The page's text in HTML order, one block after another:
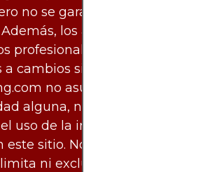
no se garantiza su exactitud
los análisis pueden
profesionales calificados y
cambios sin previo aviso.
no asume
alguna, ni deber de
uso de la información
sitio. No obstante, este
ni excluye ninguna